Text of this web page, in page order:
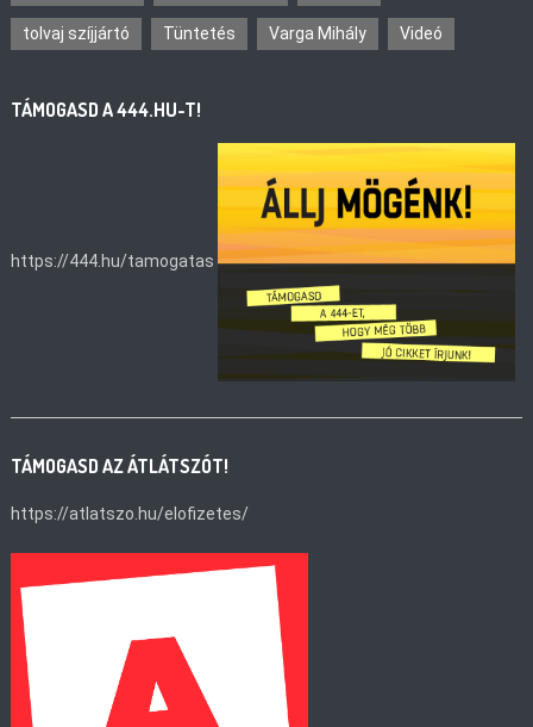
tolvaj szíjjártó Tüntetés Varga Mihály Videó
TÁMOGASD A 444.HU-T!
https://444.hu/tamogatas
TÁMOGASD AZ ÁTLÁTSZÓT!
https://atlatszo.hu/elofizetes/